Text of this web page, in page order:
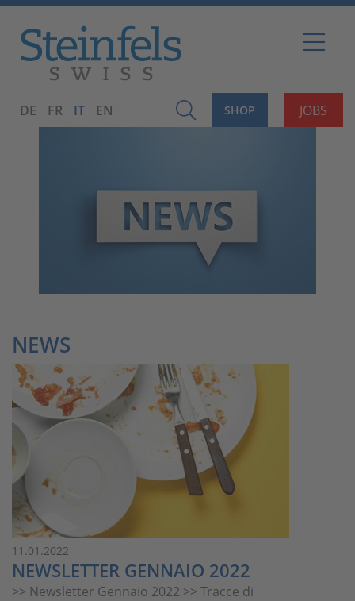
JOBS
SHOP
DE FR IT EN
NEWS
11.01.2022
NEWSLETTER GENNAIO 2022
>> Newsletter Gennaio 2022 >> Tracce di